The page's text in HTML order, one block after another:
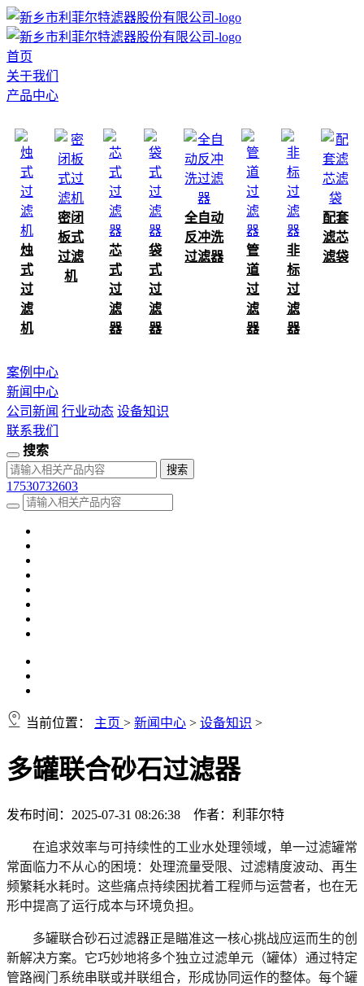
首页
关于我们
产品中心
烛
式
过
滤
机
密闭
板式
过滤
机
芯
式
过
滤
器
袋
式
过
滤
器
全自动
反冲洗
过滤器
管
道
过
滤
器
非
标
过
滤
器
配套
滤芯
滤袋
案例中心
新闻中心
公司新闻 行业动态 设备知识
联系我们
搜索
17530732603
当前位置： 主页 > 新闻中心 > 设备知识 >
多罐联合砂石过滤器
发布时间：2025-07-31 08:26:38 作者：利菲尔特
在追求效率与可持续性的工业水处理领域，单一过滤罐常
常面临力不从心的困境：处理流量受限、过滤精度波动、再生
频繁耗水耗时。 这些痛点持续困扰着工程师与运营者，也在无
形中提高了运行成本与环境负担。
多罐联合砂石过滤器正是瞄准这一核心挑战应运而生的创
新解决方案。它巧妙地将多个独立过滤单元（罐体） 通过特定
管路阀门系统串联或并联组合，形成协同运作的整体。每个罐